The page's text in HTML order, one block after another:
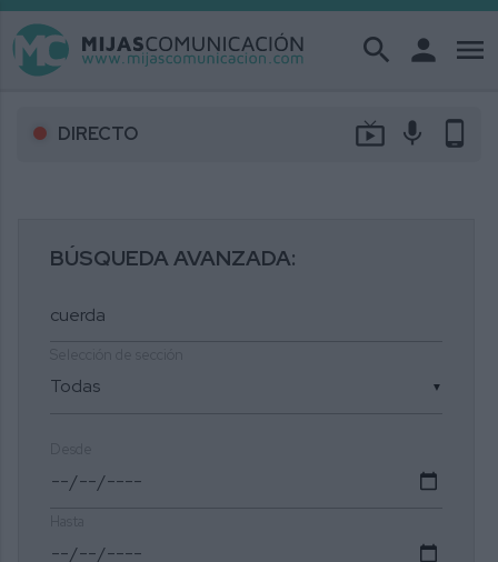
search person menu
DIRECTO live_tv mic phone_android
BÚSQUEDA AVANZADA:
▼